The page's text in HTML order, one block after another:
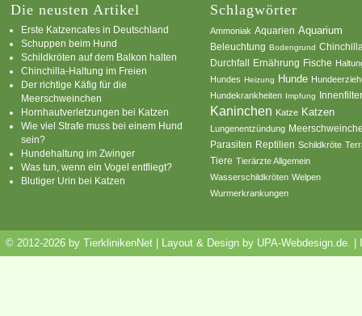
Die neusten Artikel
Erste Katzencafes in Deutschland
Schuppen beim Hund
Schildkröten auf dem Balkon halten
Chinchilla-Haltung im Freien
Der richtige Käfig für die
Meerschweinchen
Hornhautverletzungen bei Katzen
Wie viel Strafe muss bei einem Hund
sein?
Hundehaltung im Zwinger
Was tun, wenn ein Vogel entfliegt?
Blutiger Urin bei Katzen
Schlagwörter
Ammoniak Aquarien Aquarium
Beleuchtung Bodengrund
Durchfall Ernährung Fische
Hundes Heizung Hunde
Hundekrankheiten Impfung
Kaninchen Katze Katzen
Lungenentzündung
Parasiten Reptilien Schildkröte
Tiere Tierärzte Allgemein
Wasserschildkröten Welpen
Wurmerkrankungen
© 2012-2026 by TierklinikenNet | Layout & Design by UPA-Webdesign.de.